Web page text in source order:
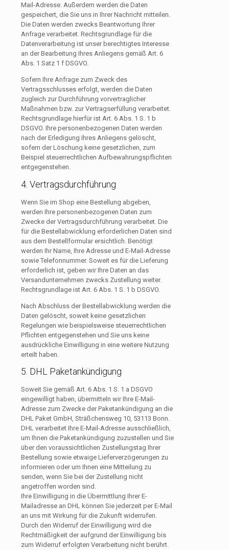
Mail-Adresse. Außerdem werden die Daten
gespeichert, die Sie uns in Ihrer Nachricht mitteilen.
Die Daten werden zwecks Beantwortung Ihrer
Anfrage verarbeitet. Rechtsgrundlage für die
Datenverarbeitung ist unser berechtigtes Interesse
an der Bearbeitung Ihres Anliegens gemäß Art. 6
Abs. 1 Satz 1 f DSGVO.
Sofern Ihre Anfrage zum Zweck des
Vertragsschlusses erfolgt, werden die Daten
zugleich zur Durchführung vorvertraglicher
Maßnahmen bzw. zur Vertragserfüllung verarbeitet.
Rechtsgrundlage hierfür ist Art. 6 Abs. 1 S. 1 b
DSGVO. Ihre personenbezogenen Daten werden
nach der Erledigung Ihres Anliegens gelöscht,
sofern der Löschung keine gesetzlichen, zum
Beispiel steuerrechtlichen Aufbewahrungspflichten
entgegenstehen.
4. Vertragsdurchführung
Wenn Sie im Shop eine Bestellung abgeben,
werden Ihre personenbezogenen Daten zum
Zwecke der Vertragsdurchführung verarbeitet. Die
für die Bestellabwicklung erforderlichen Daten sind
aus dem Bestellformular ersichtlich. Benötigt
werden Ihr Name, Ihre Adresse und E-Mail-Adresse
sowie Telefonnummer. Soweit es für die Lieferung
erforderlich ist, geben wir Ihre Daten an das
Versandunternehmen zwecks Zustellung weiter.
Rechtsgrundlage ist Art. 6 Abs. 1 S. 1 b DSGVO.
Nach Abschluss der Bestellabwicklung werden die
Daten gelöscht, soweit keine gesetzlichen
Regelungen wie beispielsweise steuerrechtlichen
Pflichten entgegenstehen und Sie uns keine
ausdrückliche Einwilligung in eine weitere Nutzung
erteilt haben.
5. DHL Paketankündigung
Soweit Sie gemäß Art. 6 Abs. 1 S. 1 a DSGVO
eingewilligt haben, übermitteln wir Ihre E-Mail-
Adresse zum Zwecke der Paketankündigung an die
DHL Paket GmbH, Sträßchensweg 10, 53113 Bonn.
DHL verarbeitet Ihre E-Mail-Adresse ausschließlich,
um Ihnen die Paketankündigung zuzustellen und Sie
über den voraussichtlichen Zustellungstag Ihrer
Bestellung sowie etwaige Lieferverzögerungen zu
informieren oder um Ihnen eine Mitteilung zu
senden, wenn Sie bei der Zustellung nicht
angetroffen worden sind.
Ihre Einwilligung in die Übermittlung Ihrer E-
Mailadresse an DHL können Sie jederzeit per E-Mail
an uns mit Wirkung für die Zukunft widerrufen.
Durch den Widerruf der Einwilligung wird die
Rechtmäßigkeit der aufgrund der Einwilligung bis
zum Widerruf erfolgten Verarbeitung nicht berührt.